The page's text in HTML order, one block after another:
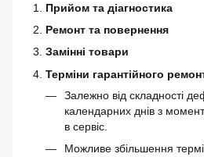
Прийом та діагностика
Ремонт та повернення
Замінні товари
Терміни гарантійного
Залежно від складності
календарних днів з
в сервіс.
Можливе збільшення